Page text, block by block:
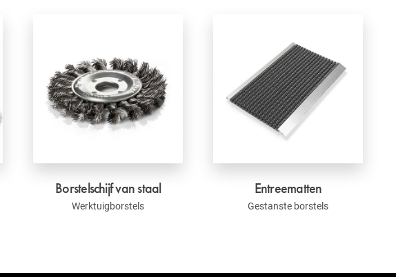
Borstelschijf van staal
Werktuigborstels
Entreematten
Gestanste borstels